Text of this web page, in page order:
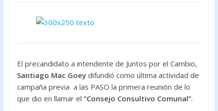
El precandidato a intendente de Juntos por el Cambio,
Santiago Mac Goeydifundió como última actividad de
campaña previa a las PASO la primera reunión de lo
que dio en llamar el “Consejo Consultivo Comunal”.